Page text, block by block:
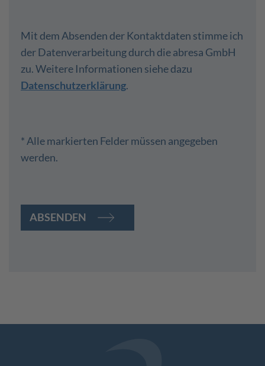
Mit dem Absenden der Kontaktdaten stimme ich
der Datenverarbeitung durch die abresa GmbH
zu. Weitere Informationen siehe dazu
Datenschutzerklärung.
* Alle markierten Felder müssen angegeben
werden.
ABSENDEN